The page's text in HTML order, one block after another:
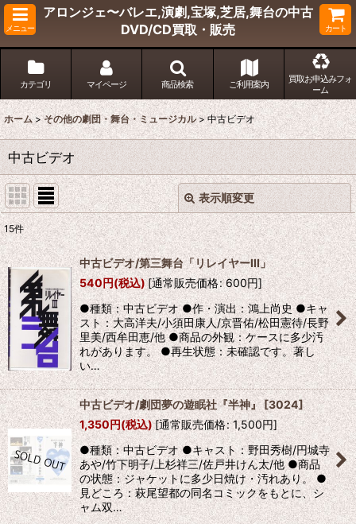
メニュー
アロンジェ〜バレエ,演劇,宝塚,芝居,舞台の中古
DVD/CD買取・販売
カート
カテゴリ マイページ 商品検索 ご利用案内
買取お申込みフォ
ーム
ホーム > その他の劇団・舞台・ミュージカル > 中古ビデオ
中古ビデオ
表示順変更
表示数:
並び順:
絞り込む
閉じる
15件
中古ビデオ/第三舞台「リレイヤーIII」
540円(税込)[通常販売価格: 600円]
●種類：中古ビデオ ●作・演出：鴻上尚史 ●キャ
スト：大高洋夫/小須田康人/京晋佑/松田憲待/長野
里美/西牟田恵/他 ●商品の外観：ケースに多少汚
れがあります。 ●再生状態：未確認です。著し
い…
中古ビデオ/劇団夢の遊眠社『半神』[3024]
1,350円(税込)[通常販売価格: 1,500円]
●種類：中古ビデオ ●キャスト：野田秀樹/円城寺
あや/竹下明子/上杉祥三/佐戸井けん太/他 ●商品
の状態：ジャケットに多少日焼け・汚れあり。 ●
見どころ：萩尾望都の同名コミックをもとに、シ
ャム双…